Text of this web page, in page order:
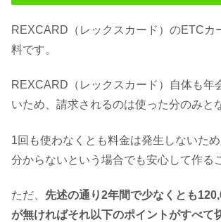
REXCARD（レックスカード）のETCカ
料です。
REXCARD（レックスカード）自体も年
いため、請求されるのは使った分のみと
1回も使わなくとも料金は発生しないた
分からないという場合でも安心して作る
ただ、 先述の通り2年間で少なくとも
が無ければそれ以下のポイントがすべて